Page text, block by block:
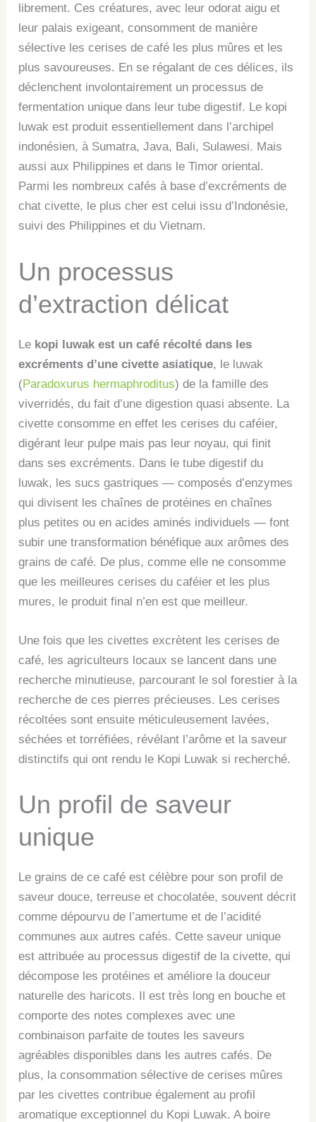
librement. Ces créatures, avec leur odorat aigu et
leur palais exigeant, consomment de manière
sélective les cerises de café les plus mûres et les
plus savoureuses. En se régalant de ces délices, ils
déclenchent involontairement un processus de
fermentation unique dans leur tube digestif. Le kopi
luwak est produit essentiellement dans l’archipel
indonésien, à Sumatra, Java, Bali, Sulawesi. Mais
aussi aux Philippines et dans le Timor oriental.
Parmi les nombreux cafés à base d’excréments de
chat civette, le plus cher est celui issu d’Indonésie,
suivi des Philippines et du Vietnam.
Un processus
d’extraction délicat
Le kopi luwak est un café récolté dans les
excréments d’une civette asiatique, le luwak
(Paradoxurus hermaphroditus) de la famille des
viverridés, du fait d’une digestion quasi absente. La
civette consomme en effet les cerises du caféier,
digérant leur pulpe mais pas leur noyau, qui finit
dans ses excréments. Dans le tube digestif du
luwak, les sucs gastriques — composés d’enzymes
qui divisent les chaînes de protéines en chaînes
plus petites ou en acides aminés individuels — font
subir une transformation bénéfique aux arômes des
grains de café. De plus, comme elle ne consomme
que les meilleures cerises du caféier et les plus
mures, le produit final n’en est que meilleur.
Une fois que les civettes excrètent les cerises de
café, les agriculteurs locaux se lancent dans une
recherche minutieuse, parcourant le sol forestier à la
recherche de ces pierres précieuses. Les cerises
récoltées sont ensuite méticuleusement lavées,
séchées et torréfiées, révélant l’arôme et la saveur
distinctifs qui ont rendu le Kopi Luwak si recherché.
Un profil de saveur
unique
Le grains de ce café est célèbre pour son profil de
saveur douce, terreuse et chocolatée, souvent décrit
comme dépourvu de l’amertume et de l’acidité
communes aux autres cafés. Cette saveur unique
est attribuée au processus digestif de la civette, qui
décompose les protéines et améliore la douceur
naturelle des haricots. Il est très long en bouche et
comporte des notes complexes avec une
combinaison parfaite de toutes les saveurs
agréables disponibles dans les autres cafés. De
plus, la consommation sélective de cerises mûres
par les civettes contribue également au profil
aromatique exceptionnel du Kopi Luwak. A boire